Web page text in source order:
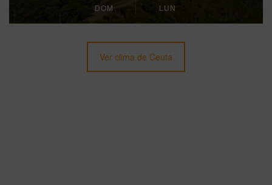
DOM LUN
Ver clima de Ceuta